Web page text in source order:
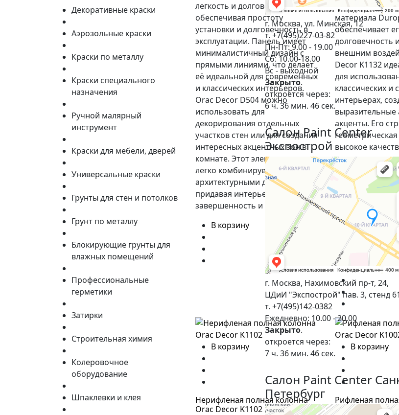
г. Москва, ул. Минская, 12
т. +7(495)227-03-82
Пн-Пт: 9.00 - 19.00
Сб: 10.00-18.00
Вс - выходной
Закрыто.
откроется через:
6 ч. 36 мин. 45 сек.
Салон Paint Center
Экспострой
г. Москва, Нахимовский пр-т, 24,
ЦДиИ "Экспострой" пав. 3, стенд 61
т. +7(495)142-0382
Ежедневно: 10.00 - 20.00
Закрыто.
откроется через:
7 ч. 36 мин. 45 сек.
Салон Paint Center
Петербург
легкость и долговечность,
обеспечивая простоту
установки и долговечность в
эксплуатации. Панель имеет
минималистичный дизайн с
прямыми линиями, что делает
её идеальной для современных
и классических интерьеров.
Orac Decor D504 можно
использовать для
декорирования отдельных
участков стен или для создания
интересных акцентных зон в
комнате. Этот элемент декора
легко комбинируется с другими
архитектурными деталями,
придавая интерьеру
завершенность и гармонию.
В корзину
выполнено из
материала
обеспечивает
долговечность
внешним
Decor K1132
для
классических и
интерьерах,
выразительные
акценты. Его
высокое
позволяют
подножие в
дизайнерские
Высокое
для колонны
добавит
элегантность.
В корзину
В корзину
Нерифленая полная колонна
Orac Decor K1102
В корзину
Рифленая
Decor K1002
Декоративные краски
Аэрозольные краски
Краски по металлу
Краски специального
назначения
Ручной малярный
инструмент
Краски для мебели, дверей
Универсальные краски
Грунты для стен и потолков
Грунт по металлу
Блокирующие грунты для
влажных помещений
Профессиональные
герметики
Затирки
Строительная химия
Колеровочное
оборудование
Шпаклевки и клея